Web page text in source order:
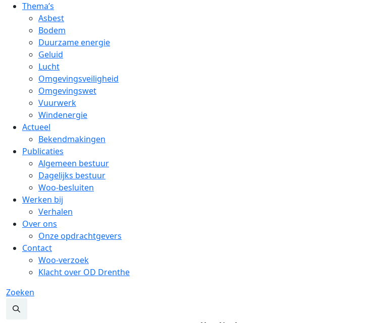
Thema’s
Asbest
Bodem
Duurzame energie
Geluid
Lucht
Omgevingsveiligheid
Omgevingswet
Vuurwerk
Windenergie
Actueel
Bekendmakingen
Publicaties
Algemeen bestuur
Dagelijks bestuur
Woo-besluiten
Werken bij
Verhalen
Over ons
Onze opdrachtgevers
Contact
Woo-verzoek
Klacht over OD Drenthe
Zoeken